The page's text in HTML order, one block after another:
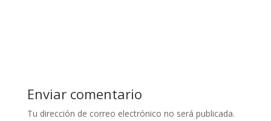
Enviar comentario
Tu dirección de correo electrónico no será publicada.